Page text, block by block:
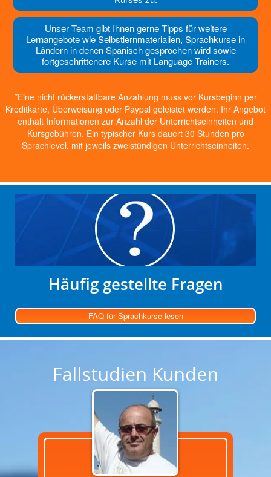
Unser Team gibt Ihnen gerne Tipps für weitere
Lernangebote wie Selbstlernmaterialien, Sprachkurse in
Ländern in denen Spanisch gesprochen wird sowie
fortgeschrittenere Kurse mit Language Trainers.
*Eine nicht rückerstattbare Anzahlung muss vor Kursbeginn per
Kreditkarte, Überweisung oder Paypal geleistet werden. Ihr Angebot
enthält Informationen zur Anzahl der Unterrichtseinheiten und
Kursgebühren. Ein typischer Kurs dauert 30 Stunden pro
Sprachlevel, mit jeweils zweistündigen Unterrichtseinheiten.
Häufig gestellte Fragen
FAQ für Sprachkurse lesen
Fallstudien Kunden